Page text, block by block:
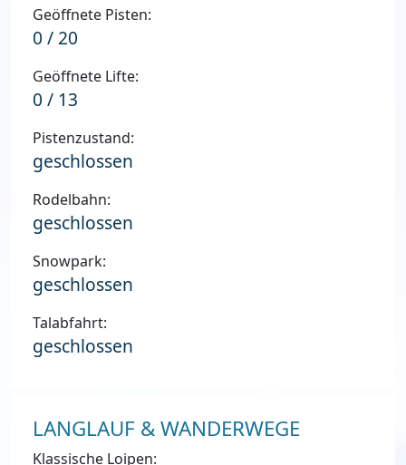
Geöffnete Pisten:
0 / 20
Geöffnete Lifte:
0 / 13
Pistenzustand:
geschlossen
Rodelbahn:
geschlossen
Snowpark:
geschlossen
Talabfahrt:
geschlossen
LANGLAUF & WANDERWEGE
Klassische Loipen: